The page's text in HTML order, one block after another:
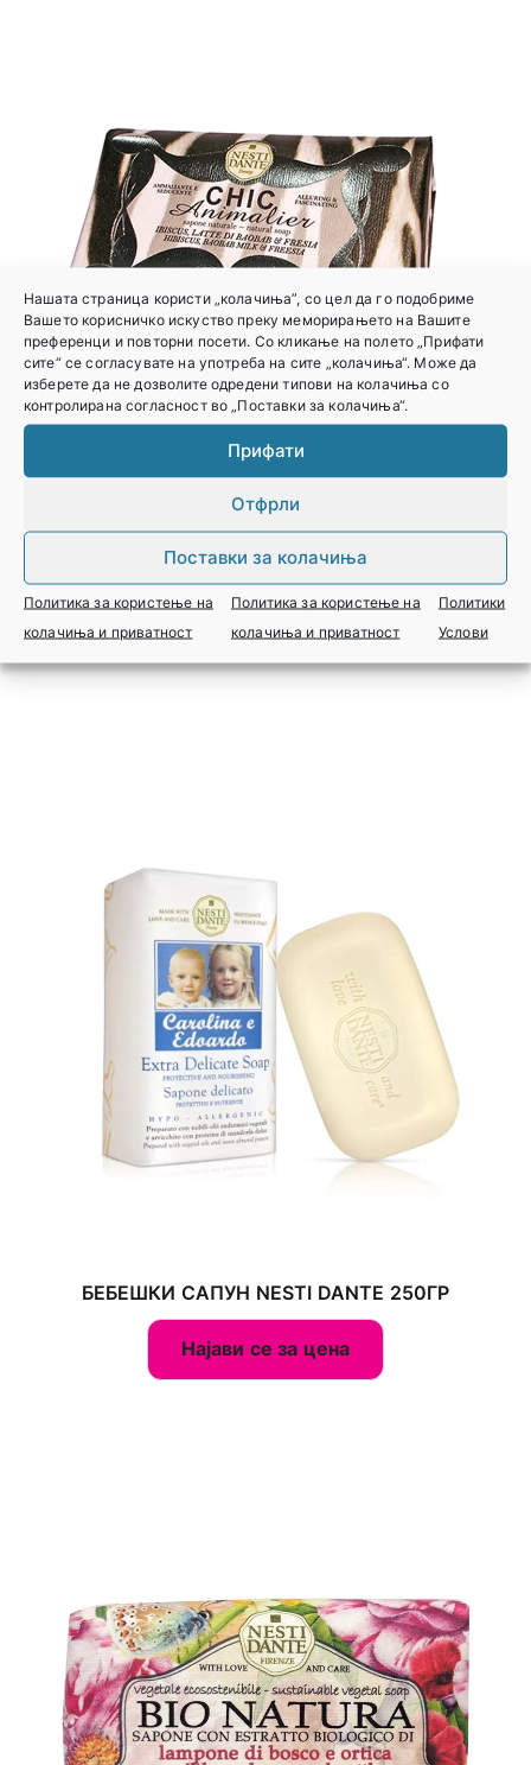
Нашата страница користи „колачиња”, со цел да го подобриме
Вашето корисничко искуство преку меморирањето на Вашите
преференци и повторни посети. Со кликање на полето „Прифати
сите“ се согласувате на употреба на сите „колачиња“. Може да
изберете да не дозволите одредени типови на колачиња со
контролирана согласност во „Поставки за колачиња“.
Прифати
Отфрли
Поставки за колачиња
Политика за користење на
колачиња и приватност
Политика за користење на
колачиња и приватност
Политики
Услови
САПУН БЕЛ ТИГАР (СО АФРОДИЗИЈАК) NESTI
DANTE 250ГР
Најави се за цена
БЕБЕШКИ САПУН NESTI DANTE 250ГР
Најави се за цена